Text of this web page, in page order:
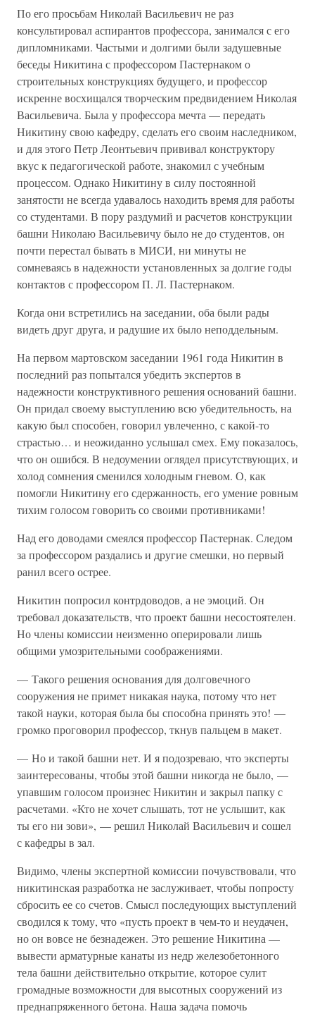
По его просьбам Николай Васильевич не раз
консультировал аспирантов профессора, занимался с его
дипломниками. Частыми и долгими были задушевные
беседы Никитина с профессором Пастернаком о
строительных конструкциях будущего, и профессор
искренне восхищался творческим предвидением Николая
Васильевича. Была у профессора мечта — передать
Никитину свою кафедру, сделать его своим наследником,
и для этого Петр Леонтьевич прививал конструктору
вкус к педагогической работе, знакомил с учебным
процессом. Однако Никитину в силу постоянной
занятости не всегда удавалось находить время для работы
со студентами. В пору раздумий и расчетов конструкции
башни Николаю Васильевичу было не до студентов, он
почти перестал бывать в МИСИ, ни минуты не
сомневаясь в надежности установленных за долгие годы
контактов с профессором П. Л. Пастернаком.
Когда они встретились на заседании, оба были рады
видеть друг друга, и радушие их было неподдельным.
На первом мартовском заседании 1961 года Никитин в
последний раз попытался убедить экспертов в
надежности конструктивного решения оснований башни.
Он придал своему выступлению всю убедительность, на
какую был способен, говорил увлеченно, с какой-то
страстью… и неожиданно услышал смех. Ему показалось,
что он ошибся. В недоумении оглядел присутствующих, и
холод сомнения сменился холодным гневом. О, как
помогли Никитину его сдержанность, его умение ровным
тихим голосом говорить со своими противниками!
Над его доводами смеялся профессор Пастернак. Следом
за профессором раздались и другие смешки, но первый
ранил всего острее.
Никитин попросил контрдоводов, а не эмоций. Он
требовал доказательств, что проект башни несостоятелен.
Но члены комиссии неизменно оперировали лишь
общими умозрительными соображениями.
— Такого решения основания для долговечного
сооружения не примет никакая наука, потому что нет
такой науки, которая была бы способна принять это! —
громко проговорил профессор, ткнув пальцем в макет.
— Но и такой башни нет. И я подозреваю, что эксперты
заинтересованы, чтобы этой башни никогда не было, —
упавшим голосом произнес Никитин и закрыл папку с
расчетами. «Кто не хочет слышать, тот не услышит, как
ты его ни зови», — решил Николай Васильевич и сошел
с кафедры в зал.
Видимо, члены экспертной комиссии почувствовали, что
никитинская разработка не заслуживает, чтобы попросту
сбросить ее со счетов. Смысл последующих выступлений
сводился к тому, что «пусть проект в чем-то и неудачен,
но он вовсе не безнадежен. Это решение Никитина —
вывести арматурные канаты из недр железобетонного
тела башни действительно открытие, которое сулит
громадные возможности для высотных сооружений из
преднапряженного бетона. Наша задача помочь